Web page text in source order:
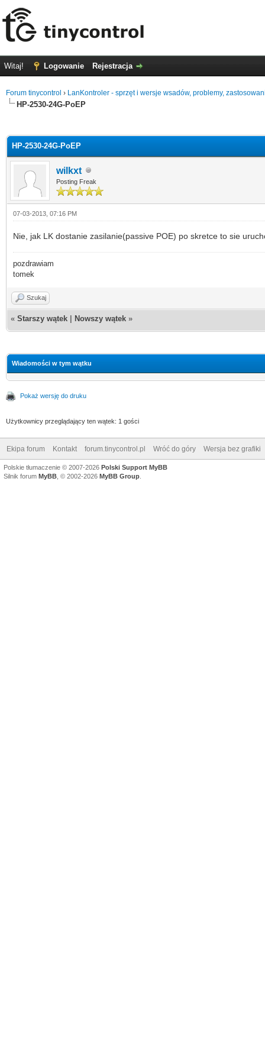
Witaj! Logowanie Rejestracja
Forum tinycontrol › LanKontroler - sprzęt i wersje wsadów, problemy,
HP-2530-24G-PoEP
HP-2530-24G-PoEP
wilkxt
Posting Freak
07-03-2013, 07:16 PM
Nie, jak LK dostanie zasilanie(passive POE) po skretce to sie
pozdrawiam
tomek
Szukaj
« Starszy wątek Nowszy wątek »
Wiadomości w tym wątku
Pokaż wersję do druku
Użytkownicy przeglądający ten wątek: 1 gości
Ekipa forum Kontakt forum.tinycontrol.pl Wróć do góry Wersja bez grafiki
Polskie tłumaczenie © 2007-2026 Polski Support MyBB
Silnik forum MyBB , © 2002-2026 MyBB Group